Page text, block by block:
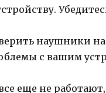
наушники
с вашим
еще не